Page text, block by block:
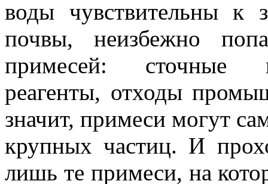
воды чувствительны к
почвы, неизбежно
примесей: сточные
реагенты, отходы
значит, примеси могут
крупных частиц. И
лишь те примеси, на